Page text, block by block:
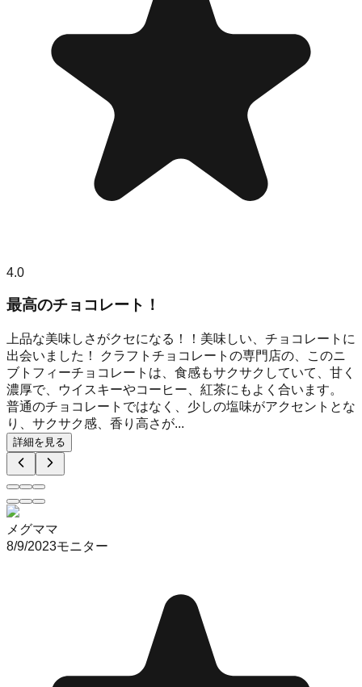
4.0
最高のチョコレート！
上品な美味しさがクセになる！！美味しい、チョコレートに
出会いました！ クラフトチョコレートの専門店の、このニ
ブトフィーチョコレートは、食感もサクサクしていて、甘く
濃厚で、ウイスキーやコーヒー、紅茶にもよく合います。
普通のチョコレートではなく、少しの塩味がアクセントとな
り、サクサク感、香り高さが...
詳細を見る
メグママ
8/9/2023モニター